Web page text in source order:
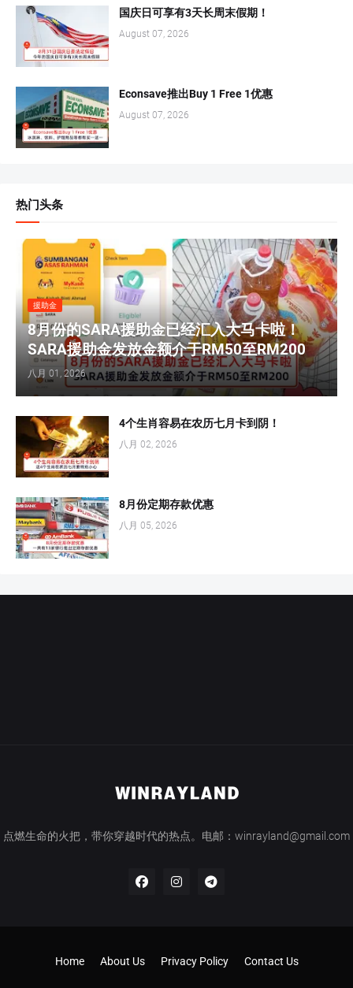
国庆日可享有3天长周末假期！
August 07, 2026
Econsave推出Buy 1 Free 1优惠
August 07, 2026
热门头条
援助金
8月份的SARA援助金已经汇入大马卡啦！
SARA援助金发放金额介于RM50至RM200
八月 01, 2026
4个生肖容易在农历七月卡到阴！
八月 02, 2026
8月份定期存款优惠
八月 05, 2026
点燃生命的火把，带你穿越时代的热点。电邮：winrayland@gmail.com
Home About Us Privacy Policy Contact Us